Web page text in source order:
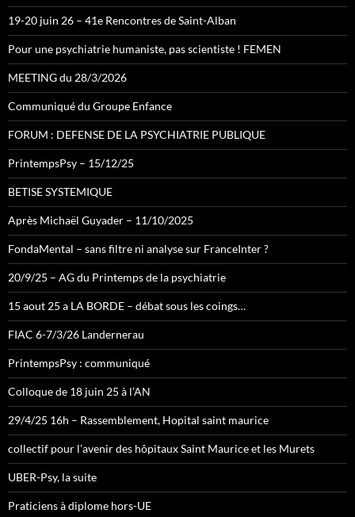
19-20 juin 26 – 41e Rencontres de Saint-Alban
Pour une psychiatrie humaniste, pas scientiste ! FEMEN
MEETING du 28/3/2026
Communiqué du Groupe Enfance
FORUM : DEFENSE DE LA PSYCHIATRIE PUBLIQUE
PrintempsPsy – 15/12/25
BETISE SYSTEMIQUE
Après Michaël Guyader – 11/10/2025
FondaMental – sans filtre ni analyse sur FranceInter ?
20/9/25 – AG du Printemps de la psychiatrie
15 aout 25 a LA BORDE – débat sous les coings…
FIAC 6-7/3/26 Landernerau
PrintempsPsy : communiqué
Colloque de 18 juin 25 à l’AN
29/4/25 16h – Rassemblement, Hopital saint maurice
collectif pour l’avenir des hôpitaux Saint Maurice et les Murets
UBER-Psy, la suite
Praticiens à diplome hors-UE